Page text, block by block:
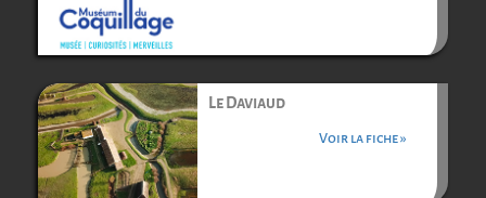
Le Daviaud
Voir la fiche »